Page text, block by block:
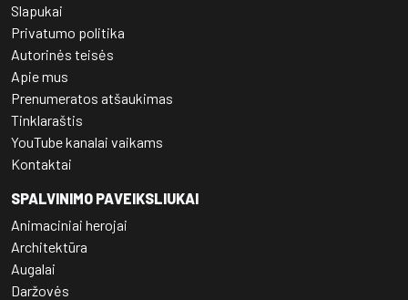
Slapukai
Privatumo politika
Autorinės teisės
Apie mus
Prenumeratos atšaukimas
Tinklaraštis
YouTube kanalai vaikams
Kontaktai
SPALVINIMO PAVEIKSLIUKAI
Animaciniai herojai
Architektūra
Augalai
Daržovės